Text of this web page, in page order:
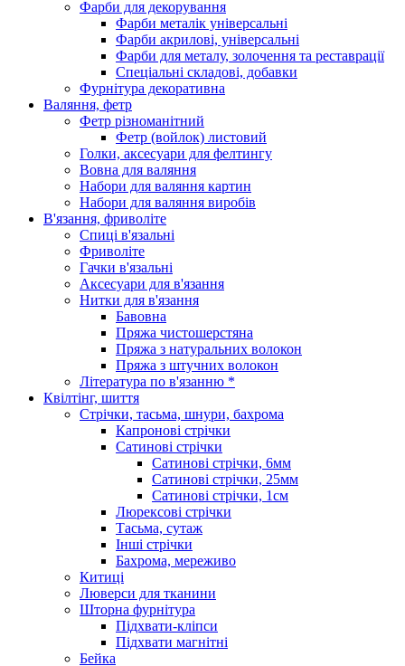
Фарби для декорування
Фарби металік універсальні
Фарби акрилові, універсальні
Фарби для металу, золочення та реставрації
Спеціальні складові, добавки
Фурнітура декоративна
Валяння, фетр
Фетр різноманітний
Фетр (войлок) листовий
Голки, аксесуари для фелтингу
Вовна для валяння
Набори для валяння картин
Набори для валяння виробів
В'язання, фриволіте
Спиці в'язальні
Фриволіте
Гачки в'язальні
Аксесуари для в'язання
Нитки для в'язання
Бавовна
Пряжа чистошерстяна
Пряжа з натуральних волокон
Пряжа з штучних волокон
Література по в'язанню *
Квілтінг, шиття
Стрічки, тасьма, шнури, бахрома
Капронові стрічки
Сатинові стрічки
Сатинові стрічки, 6мм
Сатинові стрічки, 25мм
Сатинові стрічки, 1см
Люрексові стрічки
Тасьма, сутаж
Інші стрічки
Бахрома, мереживо
Китиці
Люверси для тканини
Шторна фурнітура
Підхвати-кліпси
Підхвати магнітні
Бейка